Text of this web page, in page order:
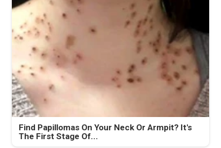
Find Papillomas On Your Neck Or Armpit? It's
The First Stage Of...